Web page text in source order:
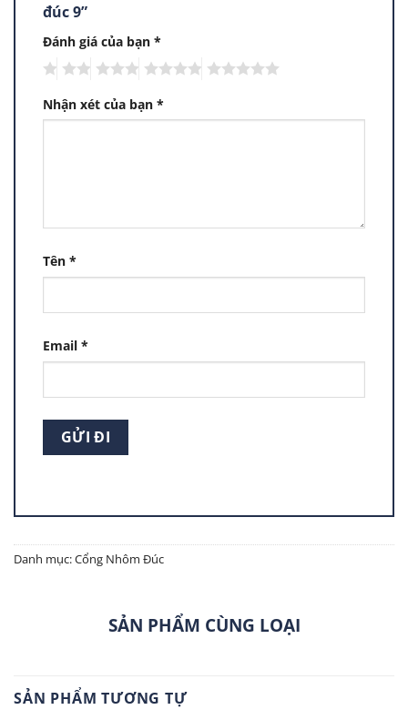
đúc 9”
Đánh giá của bạn *
Nhận xét của bạn *
Tên *
Email *
Danh mục:Cổng Nhôm Đúc
SẢN PHẨM CÙNG LOẠI
SẢN PHẨM TƯƠNG TỰ